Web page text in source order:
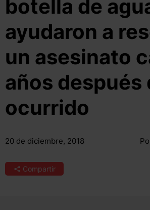
botella de
ayudaron a
un asesinato
años después
ocurrido
20 de diciembre, 2018
Compartir